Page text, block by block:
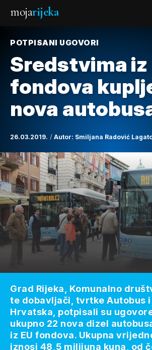
mojarijeka
POTPISANI UGOVORI
Sredstvima iz
fondova
nova
26.03.2019. Autor: Smiljana Radović
Grad Rijeka, Komunalno
te dobavljači, tvrtke Autobus
Hrvatska, potpisali su
ukupno 22 nova dizel
iz EU fondova. Ukupna
iznosi 48,5 milijuna kuna, od